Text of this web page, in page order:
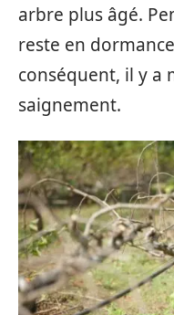
arbre plus âgé.
reste en
conséquent, il y a
saignement.